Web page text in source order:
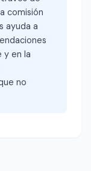
comisión
ayuda a
y en la
no